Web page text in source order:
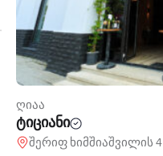
ღიაა
ტიციანი
შერიფ ხიმშიაშვილის 4